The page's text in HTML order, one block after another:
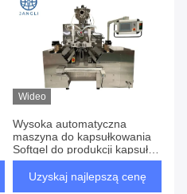
Wideo
Wysoka automatyczna
maszyna do kapsułkowania
Softgel do produkcji kapsułek
na dużą skalę
Uzyskaj najlepszą cenę